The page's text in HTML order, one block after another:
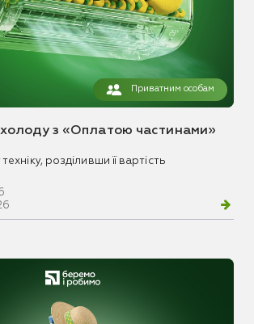
Приватним особам
з «Оплатою частинами»
розділивши її вартість